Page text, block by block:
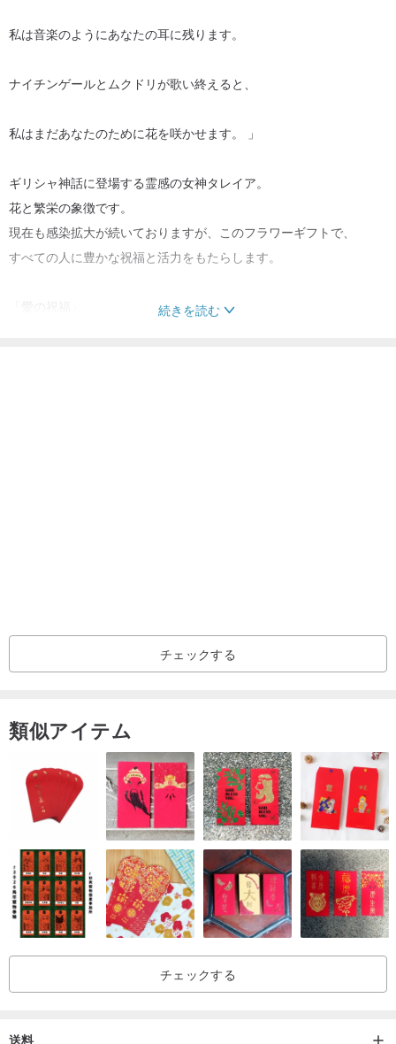
私は音楽のようにあなたの耳に残ります。
ナイチンゲールとムクドリが歌い終えると、
私はまだあなたのために花を咲かせます。 」
ギリシャ神話に登場する霊感の女神タレイア。
花と繁栄の象徴です。
現在も感染拡大が続いておりますが、このフラワーギフトで、
すべての人に豊かな祝福と活力をもたらします。
に
箱付、ブロンズ整備説明カード付
｜不死の花の保存方法｜
高温多湿、直射日光を避けてください。
永遠の花を加工し、
花の美しさを保つことができ、
1 ～ 3 年、またはそれ以上の期間。
｜ご購入のお知らせ｜
続きを読む
チェックする
類似アイテム
チェックする
送料